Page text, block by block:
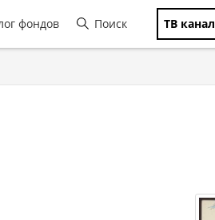
фондов Поиск ТВ канал